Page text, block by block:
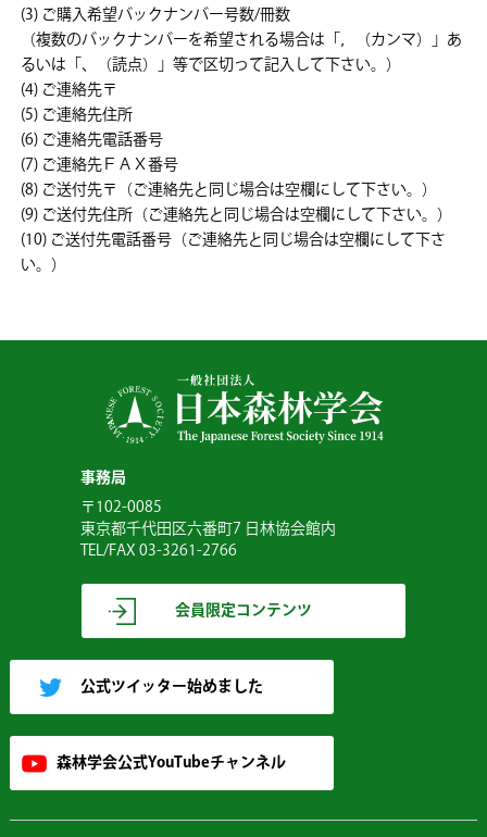
(3) ご購入希望バックナンバー号数/冊数
（複数のバックナンバーを希望される場合は「，（カンマ）」あ
るいは「、（読点）」等で区切って記入して下さい。）
(4) ご連絡先〒
(5) ご連絡先住所
(6) ご連絡先電話番号
(7) ご連絡先ＦＡＸ番号
(8) ご送付先〒（ご連絡先と同じ場合は空欄にして下さい。）
(9) ご送付先住所（ご連絡先と同じ場合は空欄にして下さい。）
(10) ご送付先電話番号（ご連絡先と同じ場合は空欄にして下さ
い。）
事務局
〒102-0085
東京都千代田区六番町7 日林協会館内
TEL/FAX 03-3261-2766
会員限定コンテンツ
公式ツイッター始めました
森林学会公式YouTubeチャンネル